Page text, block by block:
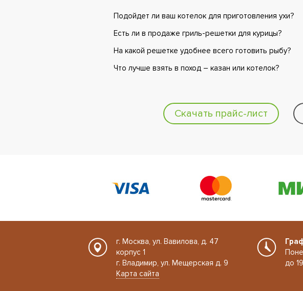
Подойдет ли ваш котелок для приготовления ухи?
Есть ли в продаже гриль-решетки для курицы?
На какой решетке удобнее всего готовить рыбу?
Что лучше взять в поход – казан или котелок?
Скачать прайс-лист
г. Москва, ул. Вавилова, д. 47
корпус 1
г. Владимир, ул. Мещерская д. 9
Карта сайта
до